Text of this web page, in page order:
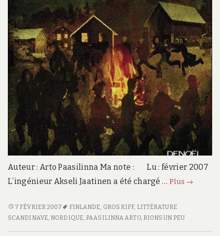
Auteur : Arto Paasilinna Ma note : Lu : février 2007
L’ingénieur Akseli Jaatinen a été chargé … Plus Un
→
UN
HOMME
7 FÉVRIER 2007 FINLANDE, GROS KIFF, LITTÉRATURE
SCANDINAVE, NORDIQUE, PAASILINNA ARTO, RIONS UN PEU